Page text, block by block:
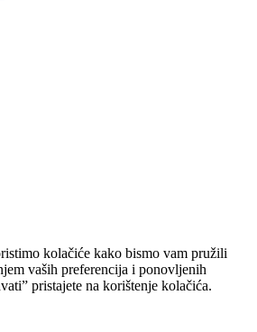
kolačiće kako bismo vam pružili
vaših preferencija i ponovljenih
pristajete na korištenje kolačića.